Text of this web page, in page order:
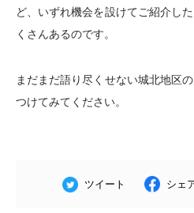
ど、いずれ機会を設けてご紹介し
くさんあるのです。
まだまだ語り尽くせない城北地区
つけてみてください。
ツイート シェ